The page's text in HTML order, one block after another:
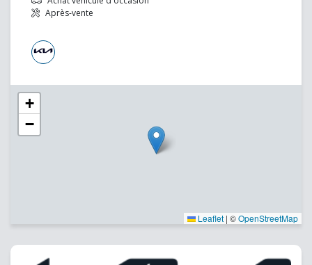
Après-vente
+
−
Leaflet | ©OpenStreetMap